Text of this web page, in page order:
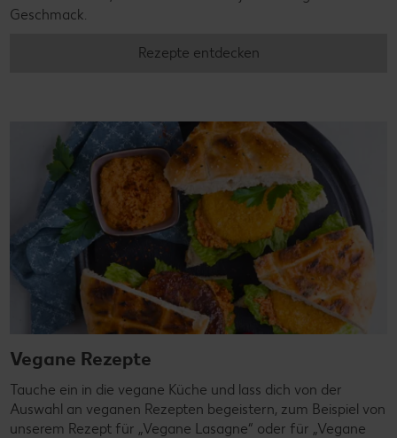
Geschmack.
Rezepte entdecken
Vegane Rezepte
Tauche ein in die vegane Küche und lass dich von der
Auswahl an veganen Rezepten begeistern, zum Beispiel von
unserem Rezept für „Vegane Lasagne“ oder für „Vegane